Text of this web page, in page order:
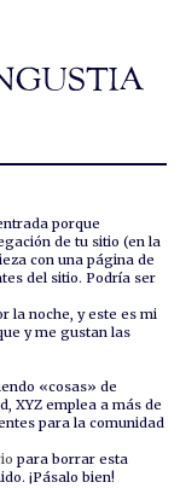
porque
de tu sitio (en la
con una página de
del sitio. Podría ser
la noche, y este es mi
y me gustan las
«cosas» de
XYZ emplea a más de
para la comunidad
para borrar esta
¡Pásalo bien!